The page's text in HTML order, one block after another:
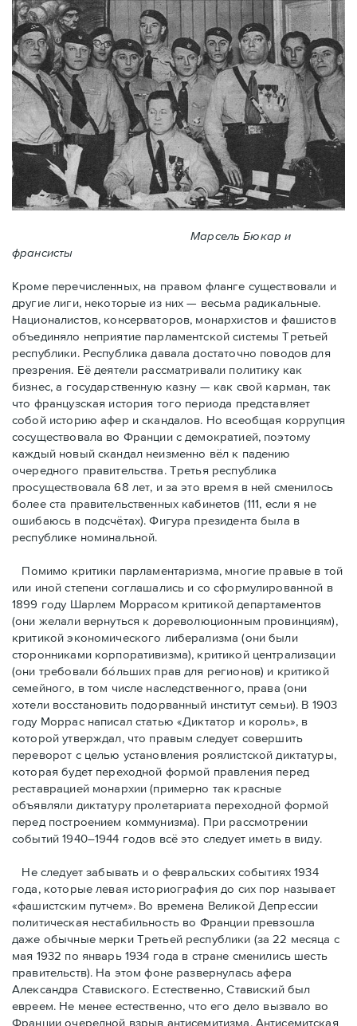
Марсель Бюкар и
франсисты
Кроме перечисленных, на правом фланге существовали и
другие лиги, некоторые из них — весьма радикальные.
Националистов, консерваторов, монархистов и фашистов
объединяло неприятие парламентской системы Третьей
республики. Республика давала достаточно поводов для
презрения. Её деятели рассматривали политику как
бизнес, а государственную казну — как свой карман, так
что французская история того периода представляет
собой историю афер и скандалов. Но всеобщая коррупция
сосуществовала во Франции с демократией, поэтому
каждый новый скандал неизменно вёл к падению
очередного правительства. Третья республика
просуществовала 68 лет, и за это время в ней сменилось
более ста правительственных кабинетов (111, если я не
ошибаюсь в подсчётах). Фигура президента была в
республике номинальной.
Помимо критики парламентаризма, многие правые в той
или иной степени соглашались и со сформулированной в
1899 году Шарлем Моррасом критикой департаментов
(они желали вернуться к дореволюционным провинциям),
критикой экономического либерализма (они были
сторонниками корпоративизма), критикой централизации
(они требовали бóльших прав для регионов) и критикой
семейного, в том числе наследственного, права (они
хотели восстановить подорванный институт семьи). В 1903
году Моррас написал статью «Диктатор и король», в
которой утверждал, что правым следует совершить
переворот с целью установления роялистской диктатуры,
которая будет переходной формой правления перед
реставрацией монархии (примерно так красные
объявляли диктатуру пролетариата переходной формой
перед построением коммунизма). При рассмотрении
событий 1940–1944 годов всё это следует иметь в виду.
Не следует забывать и о февральских событиях 1934
года, которые левая историография до сих пор называет
«фашистским путчем». Во времена Великой Депрессии
политическая нестабильность во Франции превзошла
даже обычные мерки Третьей республики (за 22 месяца с
мая 1932 по январь 1934 года в стране сменились шесть
правительств). На этом фоне развернулась афера
Александра Ставиского. Естественно, Ставиский был
евреем. Не менее естественно, что его дело вызвало во
Франции очередной взрыв антисемитизма. Антисемитская